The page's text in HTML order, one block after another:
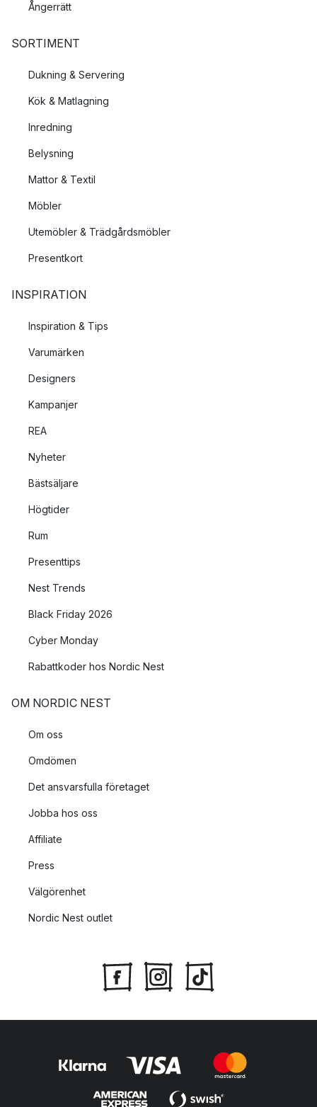
Ångerrätt
SORTIMENT
Dukning & Servering
Kök & Matlagning
Inredning
Belysning
Mattor & Textil
Möbler
Utemöbler & Trädgårdsmöbler
Presentkort
INSPIRATION
Inspiration & Tips
Varumärken
Designers
Kampanjer
REA
Nyheter
Bästsäljare
Högtider
Rum
Presenttips
Nest Trends
Black Friday 2026
Cyber Monday
Rabattkoder hos Nordic Nest
OM NORDIC NEST
Om oss
Omdömen
Det ansvarsfulla företaget
Jobba hos oss
Affiliate
Press
Välgörenhet
Nordic Nest outlet